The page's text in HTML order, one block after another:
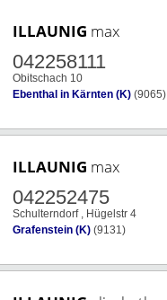
ILLAUNIG max
042258111
Obitschach 10
Ebenthal in Kärnten (K) (9065)
ILLAUNIG max
042252475
Schulterndorf , Hügelstr 4
Grafenstein (K) (9131)